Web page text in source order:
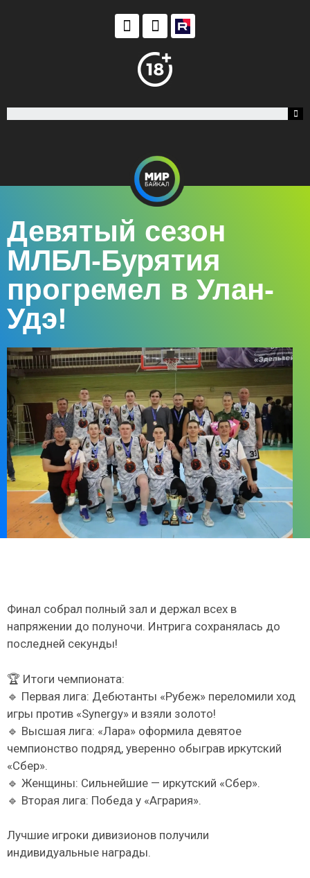
Девятый сезон
МЛБЛ-Бурятия
прогремел в Улан-
Удэ!
Финал собрал полный зал и держал всех в
напряжении до полуночи. Интрига сохранялась до
последней секунды!
🏆 Итоги чемпионата:
🔹 Первая лига: Дебютанты «Рубеж» переломили ход
игры против «Synergy» и взяли золото!
🔹 Высшая лига: «Лара» оформила девятое
чемпионство подряд, уверенно обыграв иркутский
«Сбер».
🔹 Женщины: Сильнейшие — иркутский «Сбер».
🔹 Вторая лига: Победа у «Агрария».
Лучшие игроки дивизионов получили
индивидуальные награды.